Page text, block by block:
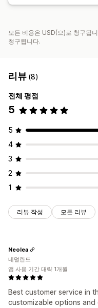
모든 비용은 USD(으)로 청구됩
청구됩니다.
리뷰 (8)
전체 평점
5
5
4
3
2
1
리뷰 작성 모든 리뷰
Best customer service in
customizable options
Neolea
네덜란드
앱 사용 기간 대략 1개월